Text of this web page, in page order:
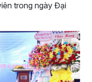
trong ngày Đại